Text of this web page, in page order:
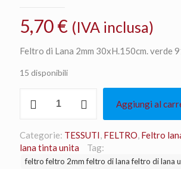
5,70€ (IVA inclusa)
Feltro di Lana 2mm 30xH.150cm. verde
15 disponibili
2mm
30xH.150cm.
verde
Aggiungi al
Categorie: TESSUTI, FELTRO, Feltro
lana tinta unita
Tag:
feltro feltro 2mm feltro di lana feltro di lana